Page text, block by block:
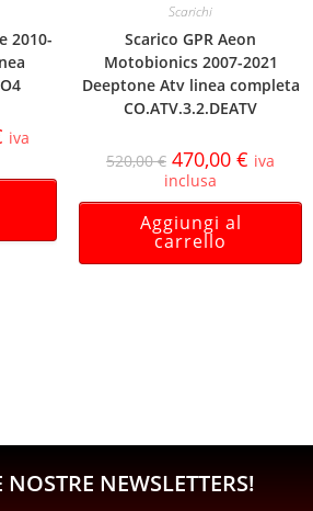
2010-
iva
Scarichi
Scarico GPR Aeon
Motobionics 2007-2021
Deeptone Atv linea completa
CO.ATV.3.2.DEATV
520,00€ 470,00 € iva
inclusa
Aggiungi al
carrello
NEWSLETTERS!